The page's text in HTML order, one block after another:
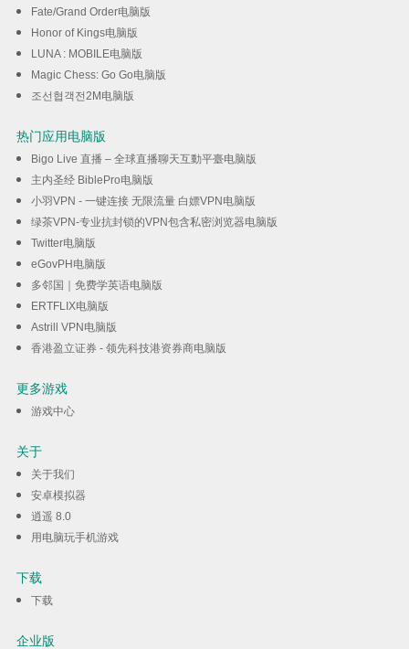
Fate/Grand Order电脑版
Honor of Kings电脑版
LUNA : MOBILE电脑版
Magic Chess: Go Go电脑版
조선협객전2M电脑版
热门应用电脑版
Bigo Live 直播 – 全球直播聊天互動平臺电脑版
主内圣经 BiblePro电脑版
小羽VPN - 一键连接 无限流量 白嫖VPN电脑版
绿茶VPN-专业抗封锁的VPN包含私密浏览器电脑版
Twitter电脑版
eGovPH电脑版
多邻国｜免费学英语电脑版
ERTFLIX电脑版
Astrill VPN电脑版
香港盈立证券 - 领先科技港资券商电脑版
更多游戏
游戏中心
关于
关于我们
安卓模拟器
逍遥 8.0
用电脑玩手机游戏
下载
下载
企业版